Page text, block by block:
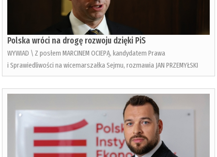
Polska wróci na drogę rozwoju dzięki PiS
WYWIAD \ Z posłem MARCINEM OCIEPĄ, kandydatem Prawa
i Sprawiedliwości na wicemarszałka Sejmu, rozmawia JAN PRZEMYŁSKI